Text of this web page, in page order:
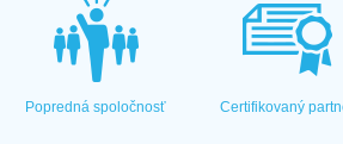
Popredná spoločnosť Certifikovaný